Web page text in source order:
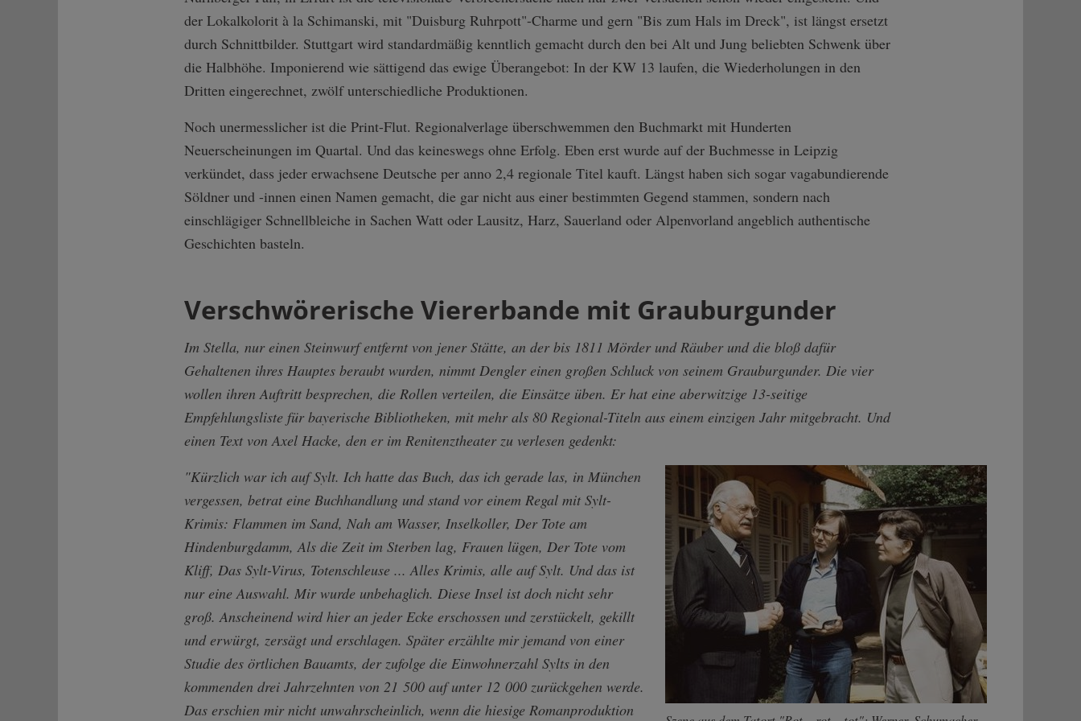
der Lokalkolorit à la Schimanski, mit "Duisburg Ruhrpott"-Charme und gern "Bis zum Hals im Dreck", ist längst ersetzt
durch Schnittbilder. Stuttgart wird standardmäßig kenntlich gemacht durch den bei Alt und Jung beliebten Schwenk über
die Halbhöhe. Imponierend wie sättigend das ewige Überangebot: In der KW 13 laufen, die Wiederholungen in den
Dritten eingerechnet, zwölf unterschiedliche Produktionen.
Noch unermesslicher ist die Print-Flut. Regionalverlage überschwemmen den Buchmarkt mit Hunderten
Neuerscheinungen im Quartal. Und das keineswegs ohne Erfolg. Eben erst wurde auf der Buchmesse in Leipzig
verkündet, dass jeder erwachsene Deutsche per anno 2,4 regionale Titel kauft. Längst haben sich sogar vagabundierende
Söldner und -innen einen Namen gemacht, die gar nicht aus einer bestimmten Gegend stammen, sondern nach
einschlägiger Schnellbleiche in Sachen Watt oder Lausitz, Harz, Sauerland oder Alpenvorland angeblich authentische
Geschichten basteln.
Verschwörerische Viererbande mit Grauburgunder
Im Stella, nur einen Steinwurf entfernt von jener Stätte, an der bis 1811 Mörder und Räuber und die bloß dafür
Gehaltenen ihres Hauptes beraubt wurden, nimmt Dengler einen großen Schluck von seinem Grauburgunder. Die vier
wollen ihren Auftritt besprechen, die Rollen verteilen, die Einsätze üben. Er hat eine aberwitzige 13-seitige
Empfehlungsliste für bayerische Bibliotheken, mit mehr als 80 Regional-Titeln aus einem einzigen Jahr mitgebracht. Und
einen Text von Axel Hacke, den er im Renitenztheater zu verlesen gedenkt:
"Kürzlich war ich auf Sylt. Ich hatte das Buch, das ich gerade las, in München
vergessen, betrat eine Buchhandlung und stand vor einem Regal mit Sylt-
Krimis: Flammen im Sand, Nah am Wasser, Inselkoller, Der Tote am
Hindenburgdamm, Als die Zeit im Sterben lag, Frauen lügen, Der Tote vom
Kliff, Das Sylt-Virus, Totenschleuse ... Alles Krimis, alle auf Sylt. Und das ist
nur eine Auswahl. Mir wurde unbehaglich. Diese Insel ist doch nicht sehr
groß. Anscheinend wird hier an jeder Ecke erschossen und zerstückelt, gekillt
und erwürgt, zersägt und erschlagen. Später erzählte mir jemand von einer
Studie des örtlichen Bauamts, der zufolge die Einwohnerzahl Sylts in den
kommenden drei Jahrzehnten von 21 500 auf unter 12 000 zurückgehen werde.
Das erschien mir nicht unwahrscheinlich, wenn die hiesige Romanproduktion